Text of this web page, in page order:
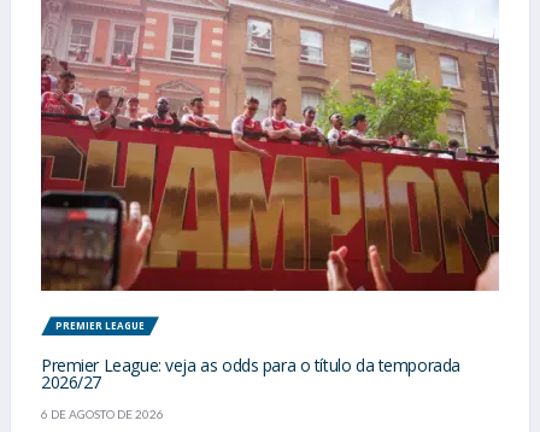
PREMIER LEAGUE
Premier League: veja as odds para o título da temporada
2026/27
6 DE AGOSTO DE 2026